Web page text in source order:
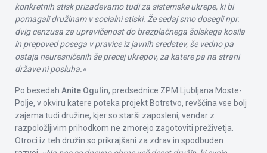
konkretnih stisk prizadevamo tudi za sistemske ukrepe, ki bi
pomagali družinam v socialni stiski. Že sedaj smo dosegli npr.
dvig cenzusa za upravičenost do brezplačnega šolskega kosila
in prepoved posega v pravice iz javnih sredstev, še vedno pa
ostaja neuresničenih še precej ukrepov, za katere pa na strani
države ni posluha.«
Po besedah Anite Ogulin, predsednice ZPM Ljubljana Moste-
Polje, v okviru katere poteka projekt Botrstvo, revščina vse bolj
zajema tudi družine, kjer so starši zaposleni, vendar z
razpoložljivim prihodkom ne zmorejo zagotoviti preživetja.
Otroci iz teh družin so prikrajšani za zdrav in spodbuden